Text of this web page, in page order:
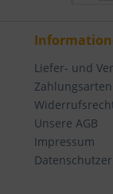
Liefer- und
Zahlungsarten
Unsere AGB
Impressum